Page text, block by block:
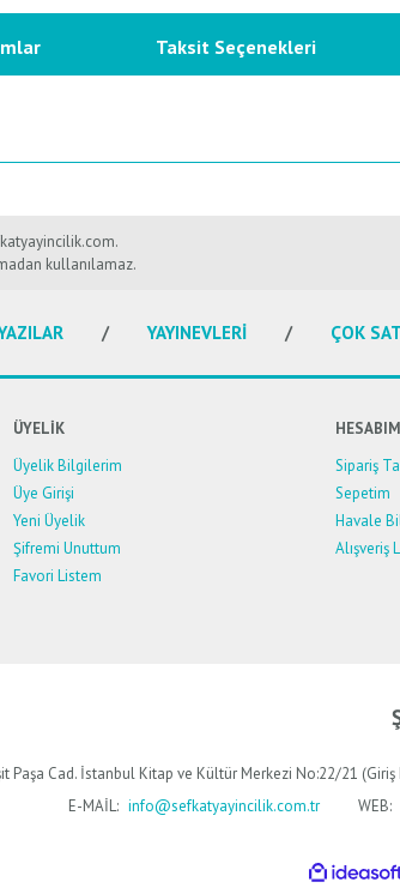
Taksit Seçenekleri
kullanılamaz.
YAYINEVLERİ ÇOK
ÜYELİK
Üyelik Bilgilerim
Üye Girişi
Yeni Üyelik
Şifremi Unuttum
Favori Listem
HESABIM
Sipariş
Sepetim
Havale
Alışveriş
Paşa Cad. İstanbul Kitap ve Kültür Merkezi No:22/21
E-MAİL: info@sefkatyayincilik.com.tr WEB: